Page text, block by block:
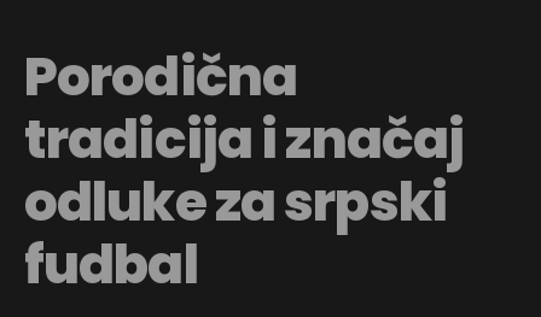
Porodična
tradicija i značaj
odluke za srpski
fudbal